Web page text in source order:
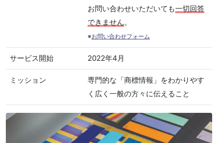
お問い合わせいただいても一切回答
できません。
※お問い合わせフォーム
サービス開始 2022年4月
ミッション
専門的な「商標情報」をわかりやす
く広く一般の方々に伝えること